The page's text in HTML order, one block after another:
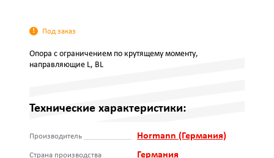
Под заказ
Опора с ограничением по крутящему моменту,
направляющие L, BL
Технические характеристики:
Производитель Hormann (Германия)
Страна производства Германия